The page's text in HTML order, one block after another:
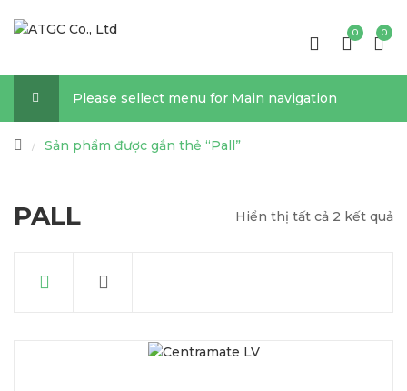
0
0
Please sellect menu for Main navigation
/ Sản phẩm được gắn thẻ “Pall”
PALL Hiển thị tất cả 2 kết quả